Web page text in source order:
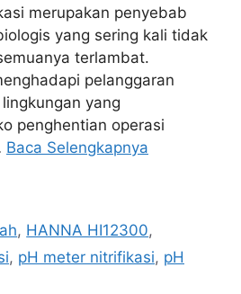
merupakan penyebab
yang sering kali tidak
terlambat.
pelanggaran
yang
penghentian operasi
Baca Selengkapnya
, HANNA HI12300,
, pH meter nitrifikasi, pH